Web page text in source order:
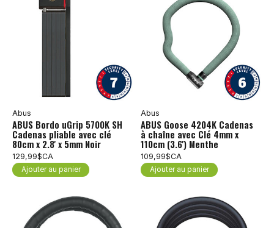
Abus
ABUS Bordo uGrip 5700K SH
Cadenas pliable avec clé
80cm x 2.8' x 5mm Noir
129,99$CA
Ajouter au panier
Abus
ABUS Goose 4204K Cadenas
à chaîne avec Clé 4mm x
110cm (3.6') Menthe
109,99$CA
Ajouter au panier